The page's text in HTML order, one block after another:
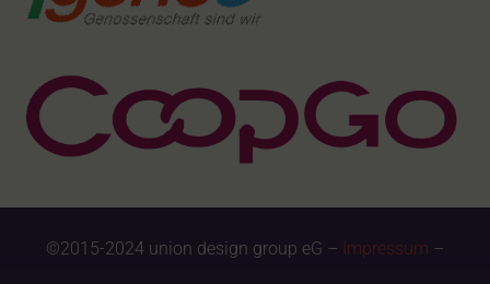
©2015-2024 union design group eG – Impressum –